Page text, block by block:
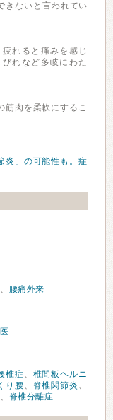
きないと言われてい
れると痛みを感じ
れなど多岐にわた
筋肉を柔軟にするこ
炎」の可能性も。症
、 腰痛外来
椎症、 椎間板ヘルニ
り腰、 脊椎関節炎 、
、 脊椎分離症